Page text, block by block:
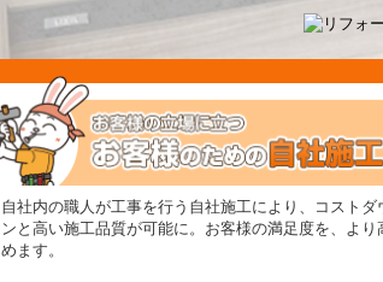
自社内の職人が工事を行う自社施工により、コストダ
ンと高い施工品質が可能に。お客様の満足度を、より
めます。